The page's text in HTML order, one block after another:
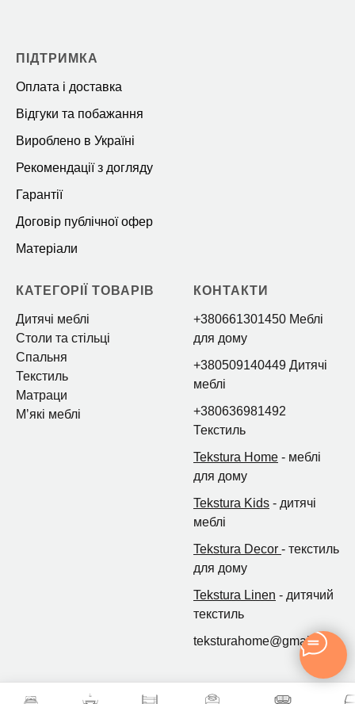
ПІДТРИМКА
Оплата і доставка
Відгуки та побажання
Вироблено в Україні
Рекомендації з догляду
Гарантії
Договір публічної офер
Матеріали
КАТЕГОРІЇ ТОВАРІВ
Дитячі меблі
Столи та стільці
Спальня
Текстиль
Матраци
Мʼякі меблі
КОНТАКТИ
+380661301450 Меблі
для дому
+380509140449 Дитячі
меблі
+380636981492
Текстиль
Tekstura Home - меблі
для дому
Tekstura Kids - дитячі
меблі
Tekstura Decor - текстиль
для дому
Tekstura Linen - дитячий
текстиль
teksturahome@gmail.com